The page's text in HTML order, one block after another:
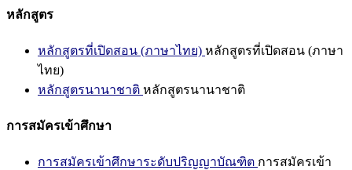
หลักสูตร
หลักสูตรที่เปิดสอน (ภาษาไทย) หลักสูตรที่เปิดสอน (ภาษา
ไทย)
หลักสูตรนานาชาติ หลักสูตรนานาชาติ
การสมัครเข้าศึกษา
การสมัครเข้าศึกษาระดับปริญญาบัณฑิต การสมัครเข้า